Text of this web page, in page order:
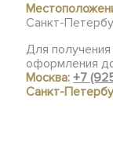
Санкт-
Для
оформления
Москва:+7
Санкт-